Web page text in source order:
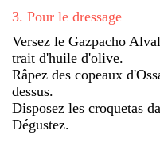
3. Pour le dressage
Versez le Gazpacho
trait d'huile d'olive.
Râpez des copeaux
dessus.
Disposez les croquetas
Dégustez.